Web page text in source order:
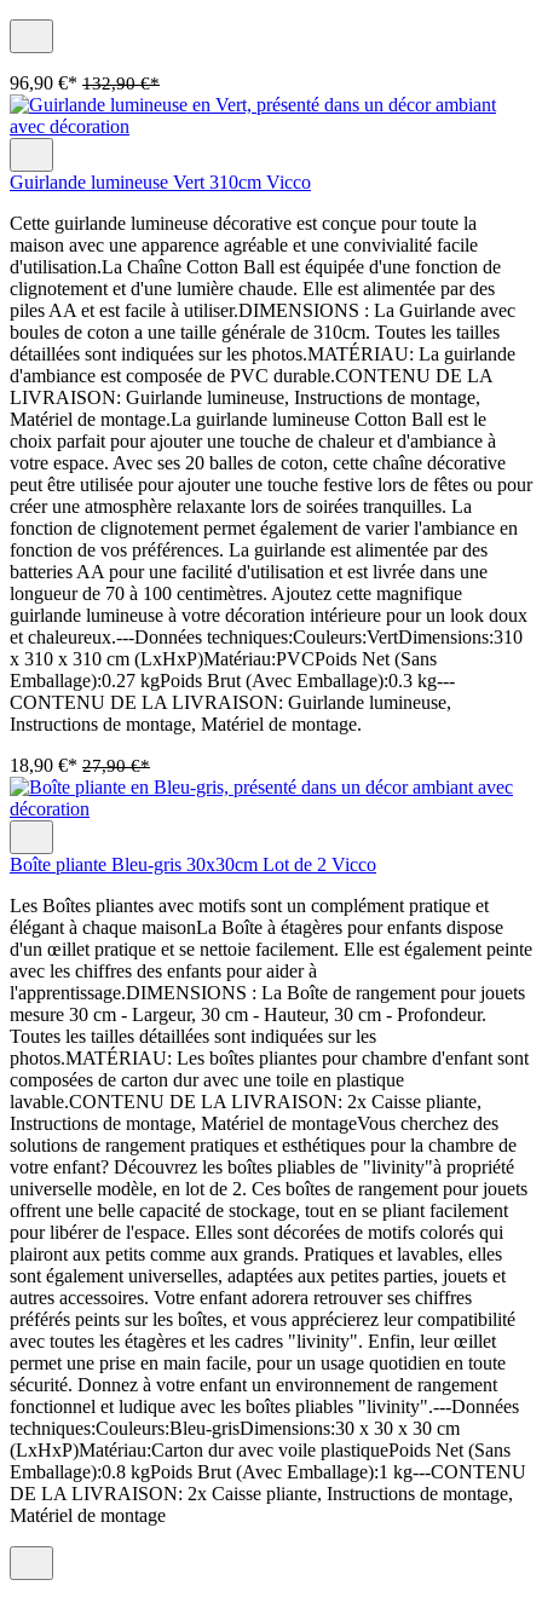
96,90 €* 132,90 €*
Guirlande lumineuse Vert 310cm Vicco
Cette guirlande lumineuse décorative est conçue pour toute la
maison avec une apparence agréable et une convivialité facile
d'utilisation.La Chaîne Cotton Ball est équipée d'une fonction de
clignotement et d'une lumière chaude. Elle est alimentée par des
piles AA et est facile à utiliser.DIMENSIONS : La Guirlande avec
boules de coton a une taille générale de 310cm. Toutes les tailles
détaillées sont indiquées sur les photos.MATÉRIAU: La guirlande
d'ambiance est composée de PVC durable.CONTENU DE LA
LIVRAISON: Guirlande lumineuse, Instructions de montage,
Matériel de montage.La guirlande lumineuse Cotton Ball est le
choix parfait pour ajouter une touche de chaleur et d'ambiance à
votre espace. Avec ses 20 balles de coton, cette chaîne décorative
peut être utilisée pour ajouter une touche festive lors de fêtes ou pour
créer une atmosphère relaxante lors de soirées tranquilles. La
fonction de clignotement permet également de varier l'ambiance en
fonction de vos préférences. La guirlande est alimentée par des
batteries AA pour une facilité d'utilisation et est livrée dans une
longueur de 70 à 100 centimètres. Ajoutez cette magnifique
guirlande lumineuse à votre décoration intérieure pour un look doux
et chaleureux.---Données techniques:Couleurs:VertDimensions:310
x 310 x 310 cm (LxHxP)Matériau:PVCPoids Net (Sans
Emballage):0.27 kgPoids Brut (Avec Emballage):0.3 kg---
CONTENU DE LA LIVRAISON: Guirlande lumineuse,
Instructions de montage, Matériel de montage.
18,90 €* 27,90 €*
Boîte pliante Bleu-gris 30x30cm Lot de 2 Vicco
Les Boîtes pliantes avec motifs sont un complément pratique et
élégant à chaque maisonLa Boîte à étagères pour enfants dispose
d'un œillet pratique et se nettoie facilement. Elle est également peinte
avec les chiffres des enfants pour aider à
l'apprentissage.DIMENSIONS : La Boîte de rangement pour jouets
mesure 30 cm - Largeur, 30 cm - Hauteur, 30 cm - Profondeur.
Toutes les tailles détaillées sont indiquées sur les
photos.MATÉRIAU: Les boîtes pliantes pour chambre d'enfant sont
composées de carton dur avec une toile en plastique
lavable.CONTENU DE LA LIVRAISON: 2x Caisse pliante,
Instructions de montage, Matériel de montageVous cherchez des
solutions de rangement pratiques et esthétiques pour la chambre de
votre enfant? Découvrez les boîtes pliables de "livinity"à propriété
universelle modèle, en lot de 2. Ces boîtes de rangement pour jouets
offrent une belle capacité de stockage, tout en se pliant facilement
pour libérer de l'espace. Elles sont décorées de motifs colorés qui
plairont aux petits comme aux grands. Pratiques et lavables, elles
sont également universelles, adaptées aux petites parties, jouets et
autres accessoires. Votre enfant adorera retrouver ses chiffres
préférés peints sur les boîtes, et vous apprécierez leur compatibilité
avec toutes les étagères et les cadres "livinity". Enfin, leur œillet
permet une prise en main facile, pour un usage quotidien en toute
sécurité. Donnez à votre enfant un environnement de rangement
fonctionnel et ludique avec les boîtes pliables "livinity".---Données
techniques:Couleurs:Bleu-grisDimensions:30 x 30 x 30 cm
(LxHxP)Matériau:Carton dur avec voile plastiquePoids Net (Sans
Emballage):0.8 kgPoids Brut (Avec Emballage):1 kg---CONTENU
DE LA LIVRAISON: 2x Caisse pliante, Instructions de montage,
Matériel de montage